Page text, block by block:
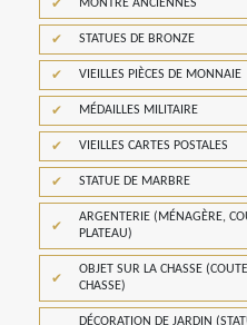
MONTRE ANCIENNES
STATUES DE BRONZE
VIEILLES PIÈCES DE MONNAIE
MÉDAILLES MILITAIRE
VIEILLES CARTES POSTALES
STATUE DE MARBRE
ARGENTERIE (MÉNAGÈRE,
PLATEAU)
OBJET SUR LA CHASSE
CHASSE)
DÉCORATION DE JARDIN